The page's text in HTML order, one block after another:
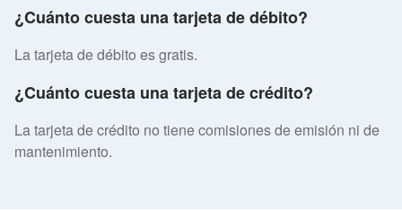
¿Cuánto cuesta una tarjeta de débito?
La tarjeta de débito es gratis.
¿Cuánto cuesta una tarjeta de crédito?
La tarjeta de crédito no tiene comisiones de emisión ni de
mantenimiento.